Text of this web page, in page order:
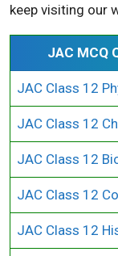
keep visiting our
JAC MCQ
JAC Class 12
JAC Class 12
JAC Class 12
JAC Class 12
JAC Class 12